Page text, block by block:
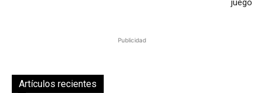
Publicidad
Artículos recientes